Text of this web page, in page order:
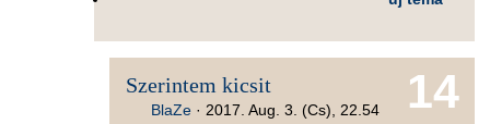
14
Szerintem kicsit
BlaZe · 2017. Aug. 3. (Cs), 22.54